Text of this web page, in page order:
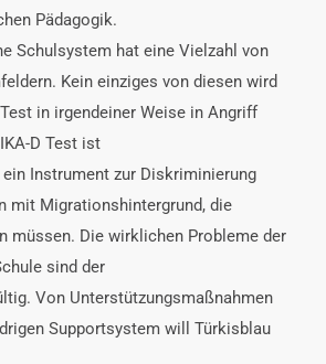
Pädagogik.
Schulsystem hat eine Vielzahl von
Kein einziges von diesen wird
in irgendeiner Weise in Angriff
D Test ist
Instrument zur Diskriminierung
mit Migrationshintergrund, die
müssen. Die wirklichen Probleme der
sind der
Von Unterstützungsmaßnahmen
Supportsystem will Türkisblau